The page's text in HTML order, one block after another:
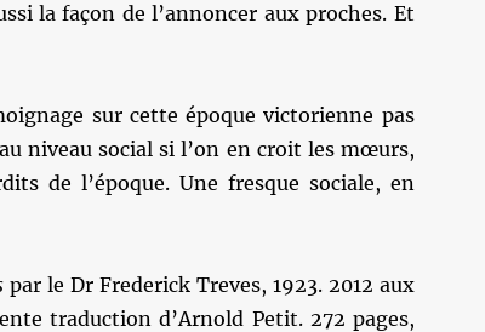
la façon de l’annoncer aux proches. Et
sur cette époque victorienne pas
niveau social si l’on en croit les mœurs,
de l’époque. Une fresque sociale, en
par le Dr Frederick Treves, 1923. 2012 aux
traduction d’Arnold Petit. 272 pages,